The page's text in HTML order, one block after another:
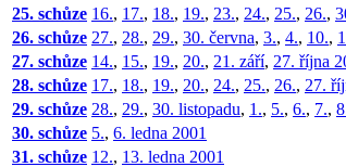
25. schůze 16., 17., 18., 19., 23., 24., 25., 26.,
26. schůze 27., 28., 29., 30. června, 3., 4., 10.,
27. schůze 14., 15., 19., 20., 21. září, 27. října
28. schůze 17., 18., 19., 20., 24., 25., 26., 27.
29. schůze 28., 29., 30. listopadu, 1., 5., 6., 7.,
30. schůze 5., 6. ledna 2001
31. schůze 12., 13. ledna 2001